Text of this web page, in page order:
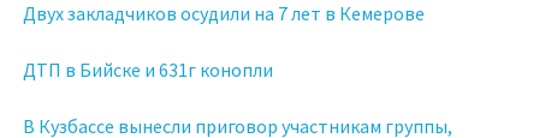
Двух закладчиков осудили на 7 лет в Кемерове
ДТП в Бийске и 631г конопли
В Кузбассе вынесли приговор участникам группы,